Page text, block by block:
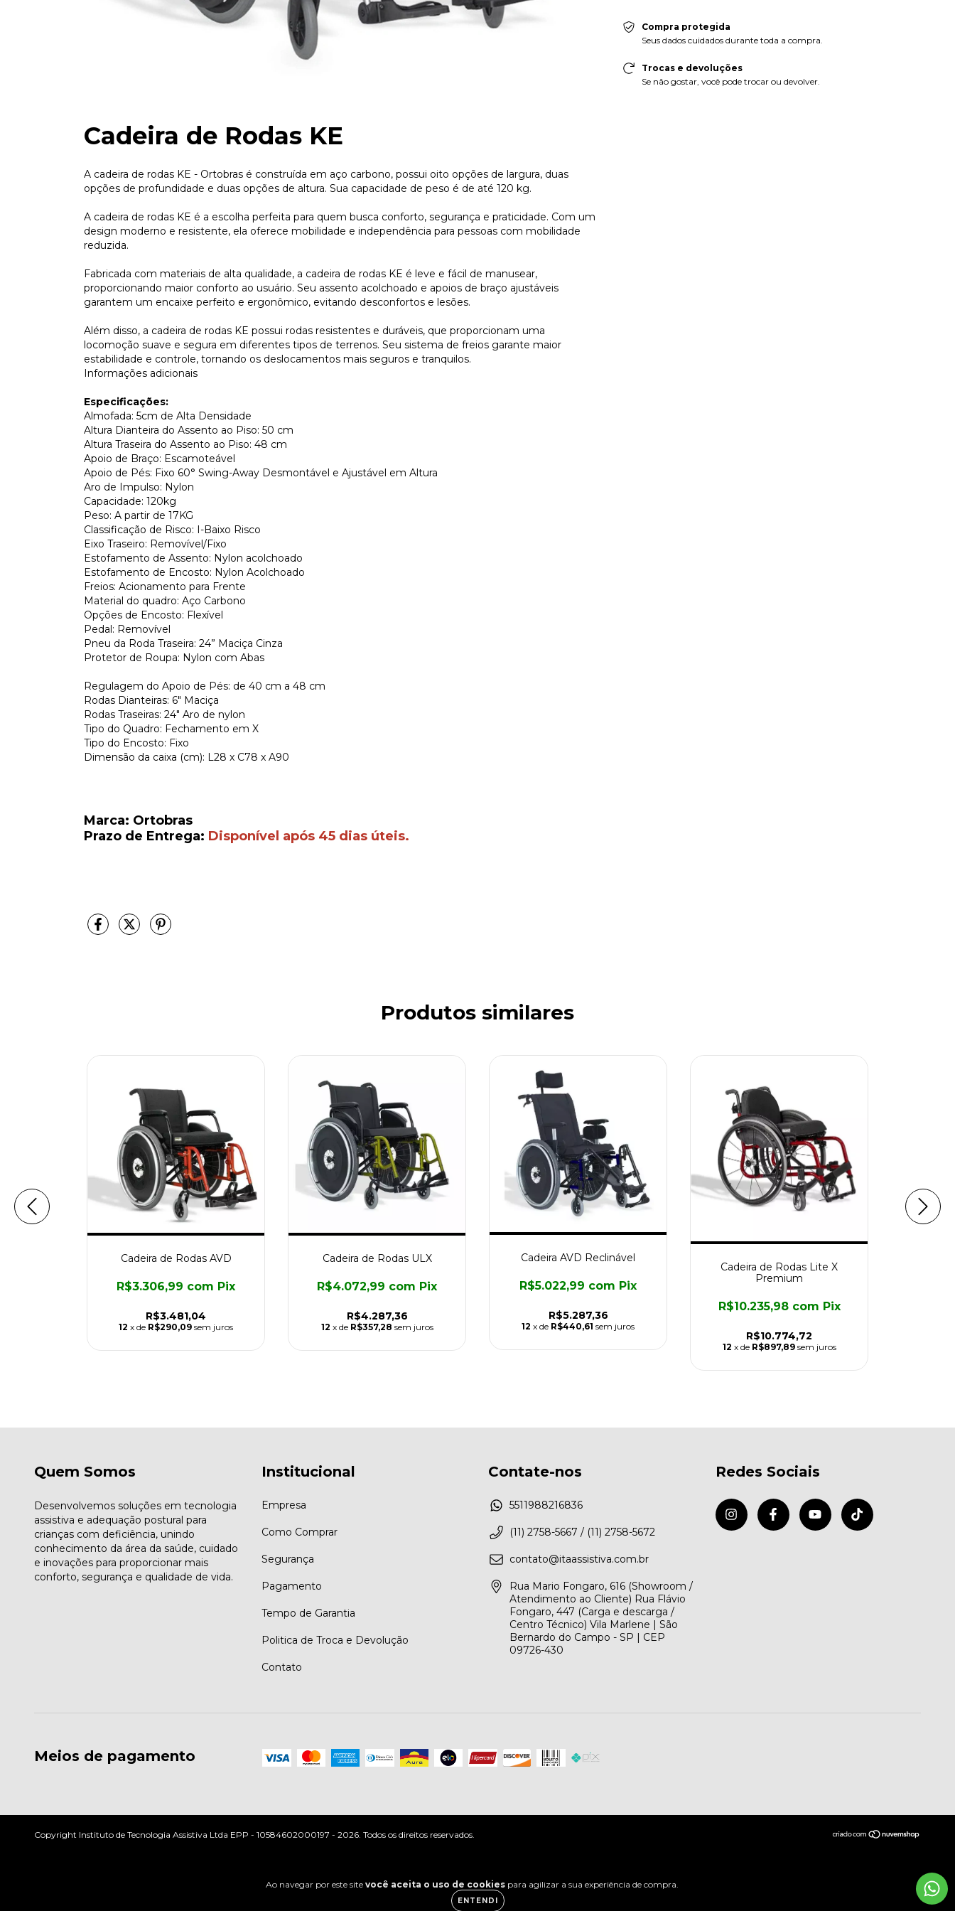
Ao navegar por este site você aceita o uso de cookiespara agilizar a sua experiência de compra.
ENTENDI
Cadeira de Rodas KE
A cadeira de rodas KE - Ortobras é construída em aço carbono, possui oito opções de largura, duas
opções de profundidade e duas opções de altura. Sua capacidade de peso é de até 120 kg.
A cadeira de rodas KE é a escolha perfeita para quem busca conforto, segurança e praticidade. Com um
design moderno e resistente, ela oferece mobilidade e independência para pessoas com mobilidade
reduzida.
Fabricada com materiais de alta qualidade, a cadeira de rodas KE é leve e fácil de manusear,
proporcionando maior conforto ao usuário. Seu assento acolchoado e apoios de braço ajustáveis
garantem um encaixe perfeito e ergonômico, evitando desconfortos e lesões.
Além disso, a cadeira de rodas KE possui rodas resistentes e duráveis, que proporcionam uma
locomoção suave e segura em diferentes tipos de terrenos. Seu sistema de freios garante maior
estabilidade e controle, tornando os deslocamentos mais seguros e tranquilos.
Informações adicionais
Especificações:
Almofada: 5cm de Alta Densidade
Altura Dianteira do Assento ao Piso: 50 cm
Altura Traseira do Assento ao Piso: 48 cm
Apoio de Braço: Escamoteável
Apoio de Pés: Fixo 60° Swing-Away Desmontável e Ajustável em Altura
Aro de Impulso: Nylon
Capacidade: 120kg
Peso: A partir de 17KG
Classificação de Risco: I-Baixo Risco
Eixo Traseiro: Removível/Fixo
Estofamento de Assento: Nylon acolchoado
Estofamento de Encosto: Nylon Acolchoado
Freios: Acionamento para Frente
Material do quadro: Aço Carbono
Opções de Encosto: Flexível
Pedal: Removível
Pneu da Roda Traseira: 24” Maciça Cinza
Protetor de Roupa: Nylon com Abas
Regulagem do Apoio de Pés: de 40 cm a 48 cm
Rodas Dianteiras: 6″ Maciça
Rodas Traseiras: 24″ Aro de nylon
Tipo do Quadro: Fechamento em X
Tipo do Encosto: Fixo
Dimensão da caixa (cm): L28 x C78 x A90
Marca: Ortobras
Prazo de Entrega: Disponível após 45 dias úteis.
Compra protegida
Seus dados cuidados durante toda a compra.
Trocas e devoluções
Se não gostar, você pode trocar ou devolver.
Produtos similares
Cadeira de Rodas AVD
R$3.481,04
R$3.306,99 com Pix
12 x de R$290,09 sem juros
Cadeira de Rodas ULX
R$4.287,36
R$4.072,99 com Pix
12 x de R$357,28 sem juros
Cadeira AVD Reclinável
R$5.287,36
R$5.022,99 com Pix
12 x de R$440,61 sem juros
Cadeira de Rodas Lite X
Premium
R$10.774,72
R$10.235,98 com Pix
12 x de R$897,89 sem juros
Quem Somos
Desenvolvemos soluções em tecnologia
assistiva e adequação postural para
crianças com deficiência, unindo
conhecimento da área da saúde, cuidado
e inovações para proporcionar mais
conforto, segurança e qualidade de vida.
Institucional
Empresa
Como Comprar
Segurança
Pagamento
Tempo de Garantia
Politica de Troca e Devolução
Contato
Contate-nos
5511988216836
(11) 2758-5667 / (11) 2758-5672
contato@itaassistiva.com.br
Rua Mario Fongaro, 616 (Showroom /
Atendimento ao Cliente) Rua Flávio
Fongaro, 447 (Carga e descarga /
Centro Técnico) Vila Marlene | São
Bernardo do Campo - SP | CEP
09726-430
Redes Sociais
Meios de pagamento
Copyright Instituto de Tecnologia Assistiva Ltda EPP - 10584602000197 - 2026. Todos os direitos reservados.